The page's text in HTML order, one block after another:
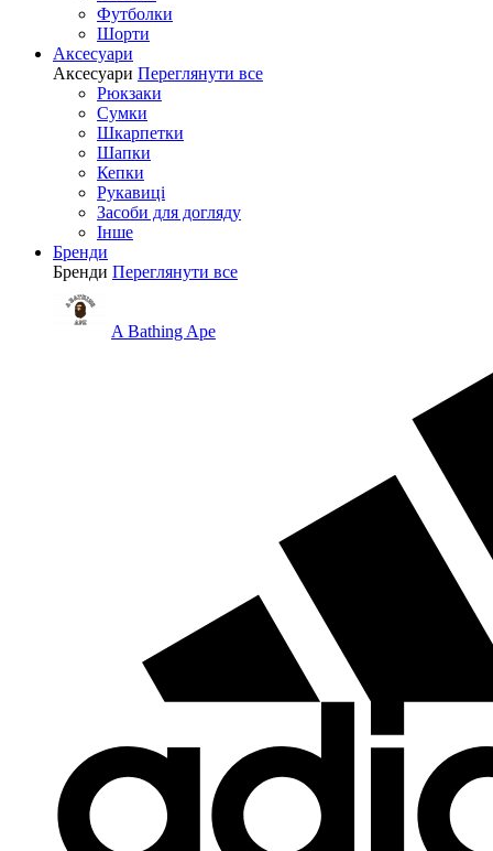
Футболки
Шорти
Аксесуари
Аксесуари Переглянути все
Рюкзаки
Сумки
Шкарпетки
Шапки
Кепки
Рукавиці
Засоби для догляду
Інше
Бренди
Бренди Переглянути все
A Bathing Ape